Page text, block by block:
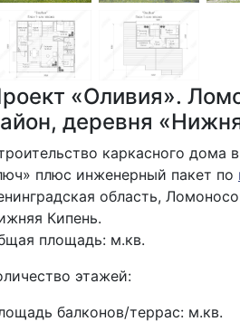
«Оливия».
деревня
каркасного дома
плюс инженерный пакет по
область,
Кипень.
площадь: м.кв.
этажей:
балконов/террас: м.кв.